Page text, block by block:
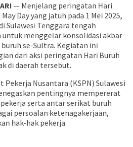
— Menjelang peringatan Hari
Day yang jatuh pada 1 Mei 2025,
Sulawesi Tenggara tengah
menggelar konsolidasi akbar
se-Sultra. Kegiatan ini
dari aksi peringatan Hari Buruh
di daerah tersebut.
Pekerja Nusantara (KSPN) Sulawesi
pentingnya mempererat
serta antar serikat buruh
persoalan ketenagakerjaan,
hak-hak pekerja.